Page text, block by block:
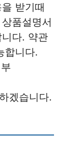
받기때
품설명서
다. 약관
합니다.
겠습니다.